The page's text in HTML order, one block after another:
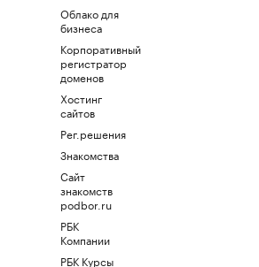
Облако для
бизнеса
Корпоративный
регистратор
доменов
Хостинг
сайтов
Рег.решения
Знакомства
Сайт
знакомств
podbor.ru
РБК
Компании
РБК Курсы